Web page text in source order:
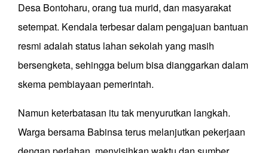
Desa Bontoharu, orang tua murid, dan masyarakat
setempat. Kendala terbesar dalam pengajuan bantuan
resmi adalah status lahan sekolah yang masih
bersengketa, sehingga belum bisa dianggarkan dalam
skema pembiayaan pemerintah.
Namun keterbatasan itu tak menyurutkan langkah.
Warga bersama Babinsa terus melanjutkan pekerjaan